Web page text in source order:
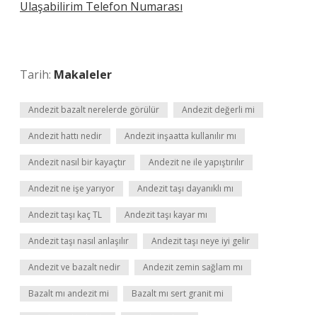
Ulaşabilirim Telefon Numarası
Tarih: Makaleler
Andezit bazalt nerelerde görülür Andezit değerli mi
Andezit hattı nedir Andezit inşaatta kullanılır mı
Andezit nasıl bir kayaçtır Andezit ne ile yapıştırılır
Andezit ne işe yarıyor Andezit taşı dayanıklı mı
Andezit taşı kaç TL Andezit taşı kayar mı
Andezit taşı nasıl anlaşılır Andezit taşı neye iyi gelir
Andezit ve bazalt nedir Andezit zemin sağlam mı
Bazalt mı andezit mi Bazalt mı sert granit mi